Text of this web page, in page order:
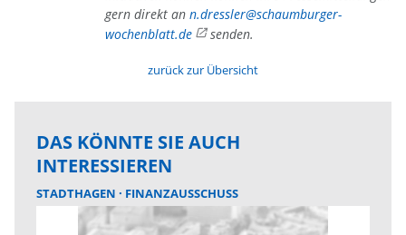
gern direkt an n.dressler@schaumburger-
wochenblatt.de
senden.
zurück zur Übersicht
DAS KÖNNTE SIE AUCH
INTERESSIEREN
STADTHAGEN FINANZAUSSCHUSS